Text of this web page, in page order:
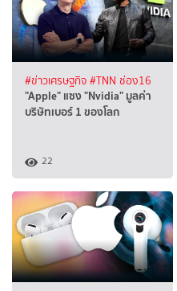
#ข่าวเศรษฐกิจ #TNN ช่อง16
"Apple" แซง "Nvidia" มูลค่า
บริษัทเบอร์ 1 ของโลก
22